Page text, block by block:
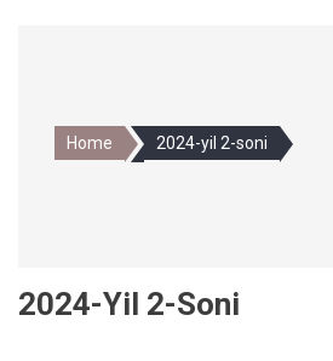
Home 2024-yil 2-soni
2024-Yil 2-Soni